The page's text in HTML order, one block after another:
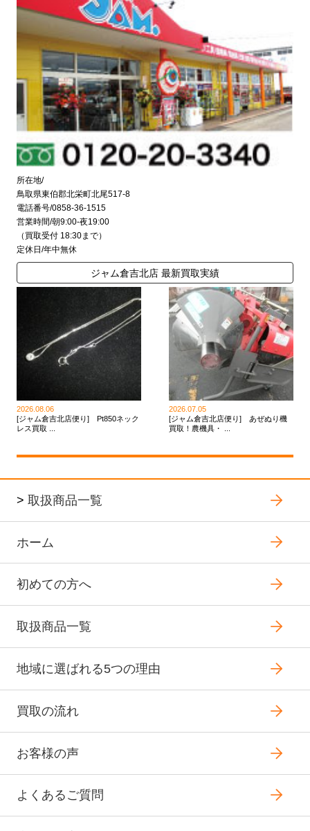
所在地/
鳥取県東伯郡北栄町北尾517-8
電話番号/0858-36-1515
営業時間/朝9:00-夜19:00
（買取受付 18:30まで）
定休日/年中無休
ジャム倉吉北店 最新買取実績
2026.08.06
[ジャム倉吉北店便り] Pt850ネック
レス買取 ...
2026.07.05
[ジャム倉吉北店便り] あぜぬり機
買取！農機具・ ...
> 取扱商品一覧
ホーム
初めての方へ
取扱商品一覧
地域に選ばれる5つの理由
買取の流れ
お客様の声
よくあるご質問